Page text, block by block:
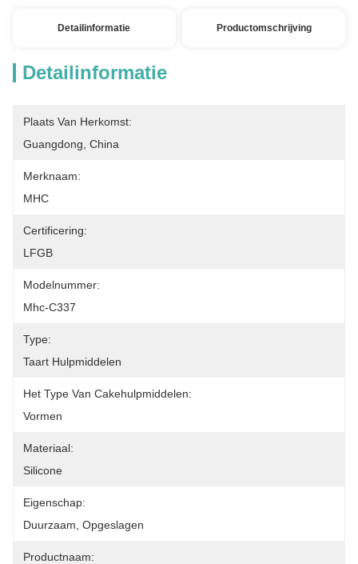
Detailinformatie Productomschrijving
Detailinformatie
Plaats Van Herkomst:
Guangdong, China
Merknaam:
MHC
Certificering:
LFGB
Modelnummer:
Mhc-C337
Type:
Taart Hulpmiddelen
Het Type Van Cakehulpmiddelen:
Vormen
Materiaal:
Silicone
Eigenschap:
Duurzaam, Opgeslagen
Productnaam: